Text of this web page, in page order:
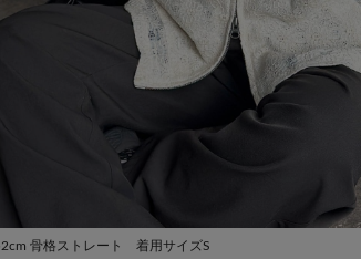
骨格ストレート 着用サイズS